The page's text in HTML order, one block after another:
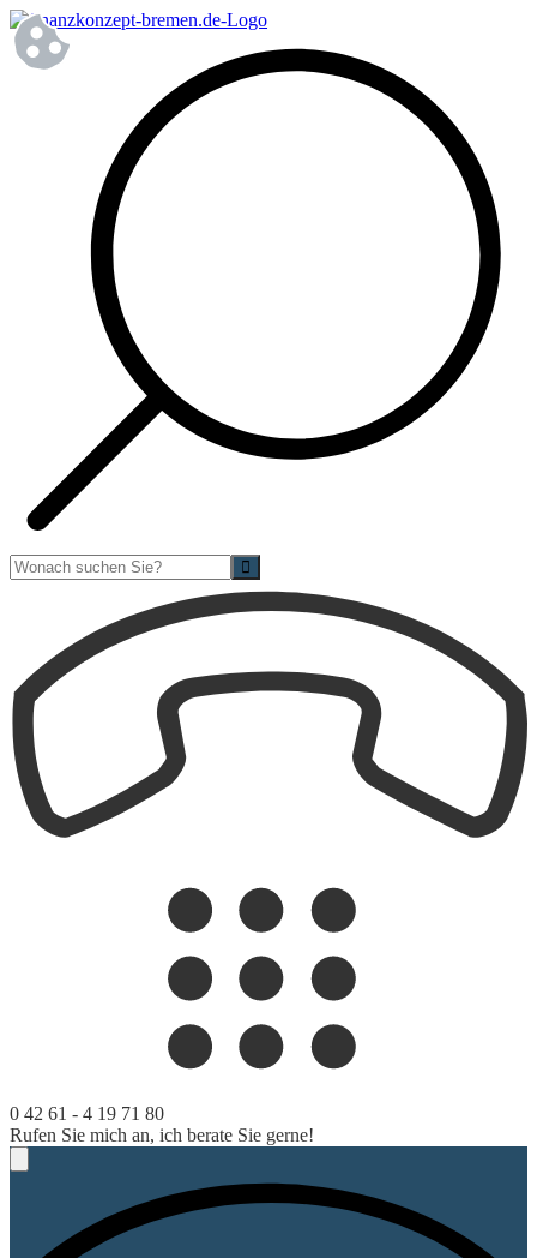
0 42 61 - 4 19 71 80
Rufen Sie mich an, ich berate Sie gerne!